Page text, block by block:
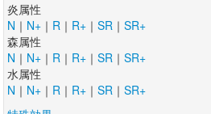
炎属性
N ｜ N+ ｜ R ｜ R+ ｜ SR ｜ SR+
森属性
N ｜ N+ ｜ R ｜ R+ ｜ SR ｜ SR+
水属性
N ｜ N+ ｜ R ｜ R+ ｜ SR ｜ SR+